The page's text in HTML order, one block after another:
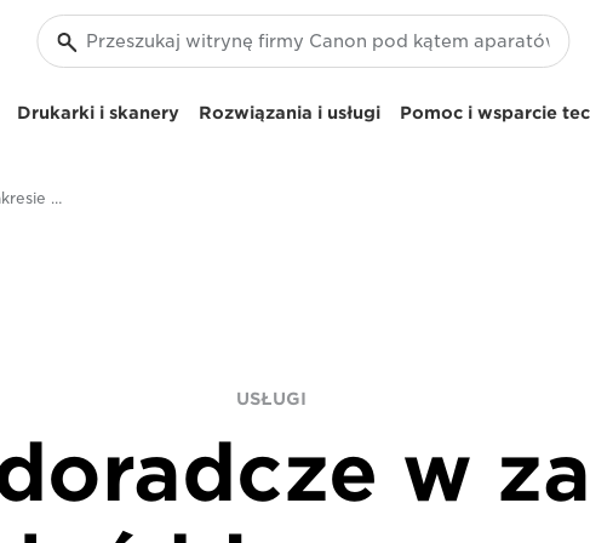
Drukarki i skanery Rozwiązania i usługi Pomoc i wsparcie
Usługi doradcze w zakresie działań biznesowych
USŁUGI
w